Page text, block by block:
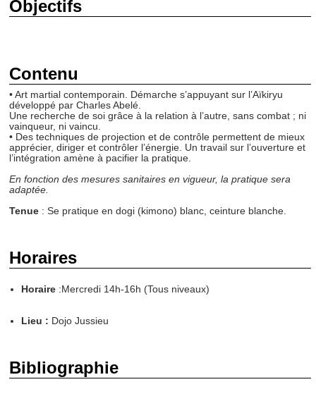
Objectifs
Contenu
• Art martial contemporain. Démarche s’appuyant sur l’Aïkiryu
développé par Charles Abelé.
Une recherche de soi grâce à la relation à l’autre, sans combat ; ni
vainqueur, ni vaincu.
• Des techniques de projection et de contrôle permettent de mieux
apprécier, diriger et contrôler l’énergie. Un travail sur l’ouverture et
l’intégration amène à pacifier la pratique.
En fonction des mesures sanitaires en vigueur, la pratique sera
adaptée.
Tenue : Se pratique en dogi (kimono) blanc, ceinture blanche.
Horaires
Horaire :Mercredi 14h-16h (Tous niveaux)
Lieu : Dojo Jussieu
Bibliographie